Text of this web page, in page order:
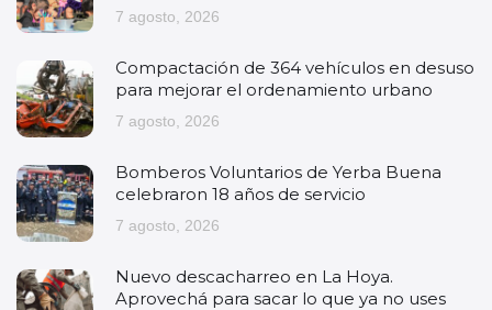
7 agosto, 2026
Compactación de 364 vehículos en desuso
para mejorar el ordenamiento urbano
7 agosto, 2026
Bomberos Voluntarios de Yerba Buena
celebraron 18 años de servicio
7 agosto, 2026
Nuevo descacharreo en La Hoya.
Aprovechá para sacar lo que ya no uses